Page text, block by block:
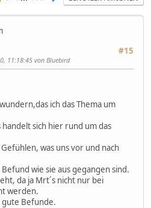
#15
11:18:45 von Bluebird
ich das Thema um
sich hier rund um das
was uns vor und nach
wie sie aus gegangen sind.
da ja Mrt´s nicht nur bei
werden.
gute Befunde.